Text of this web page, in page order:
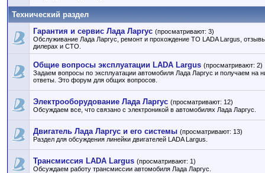
Технический раздел
Гарантия и сервис Лада Ларгус (просматривают: 3)
Обслуживание Лада Ларгус, ремонт и прохождение ТО LADA Largus,
дилерах и СТО.
Общие вопросы эксплуатации LADA Largus (просматривают: 2)
Задаем вопросы по эксплуатации автомобиля Лада Ларгус и получаем на
ответы. Это форум для общих вопросов.
Электрооборудование Лада Ларгус (просматривают: 12)
Обсуждаем все, что связано с электроникой в автомобилях Лада Ларгус.
Двигатель Лада Ларгус и его системы (просматривают: 13)
Раздел для обсуждения линейки двигателей LADA Largus.
Трансмиссия LADA Largus (просматривают: 1)
Обсуждаем работу трансмиссии автомобиля Лада Ларгус.